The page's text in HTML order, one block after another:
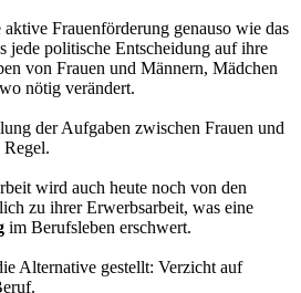
Frauenförderung genauso wie das
jede politische Entscheidung auf ihre
von Frauen und Männern, Mädchen
nötig verändert.
der Aufgaben zwischen Frauen und
wird auch heute noch von den
zu ihrer Erwerbsarbeit, was eine
im Berufsleben erschwert.
Alternative gestellt: Verzicht auf